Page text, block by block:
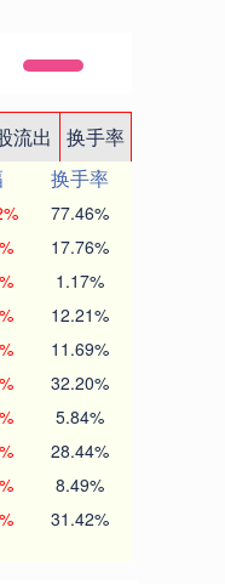
流出
换手率
换手率
77.46%
17.76%
1.17%
12.21%
11.69%
32.20%
5.84%
28.44%
8.49%
31.42%